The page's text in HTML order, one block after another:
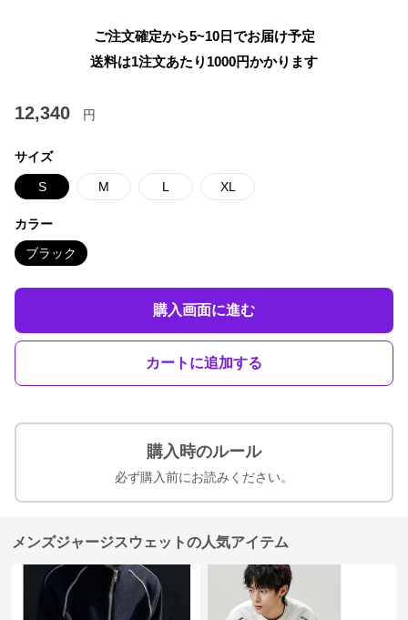
ご注文確定から5~10日でお届け予定
送料は1注文あたり 1000円かかります
12,340 円
サイズ
S M L XL
カラー
ブラック
購入画面に進む
カートに追加する
購入時のルール
必ず購入前にお読みください。
メンズジャージスウェットの人気アイテム